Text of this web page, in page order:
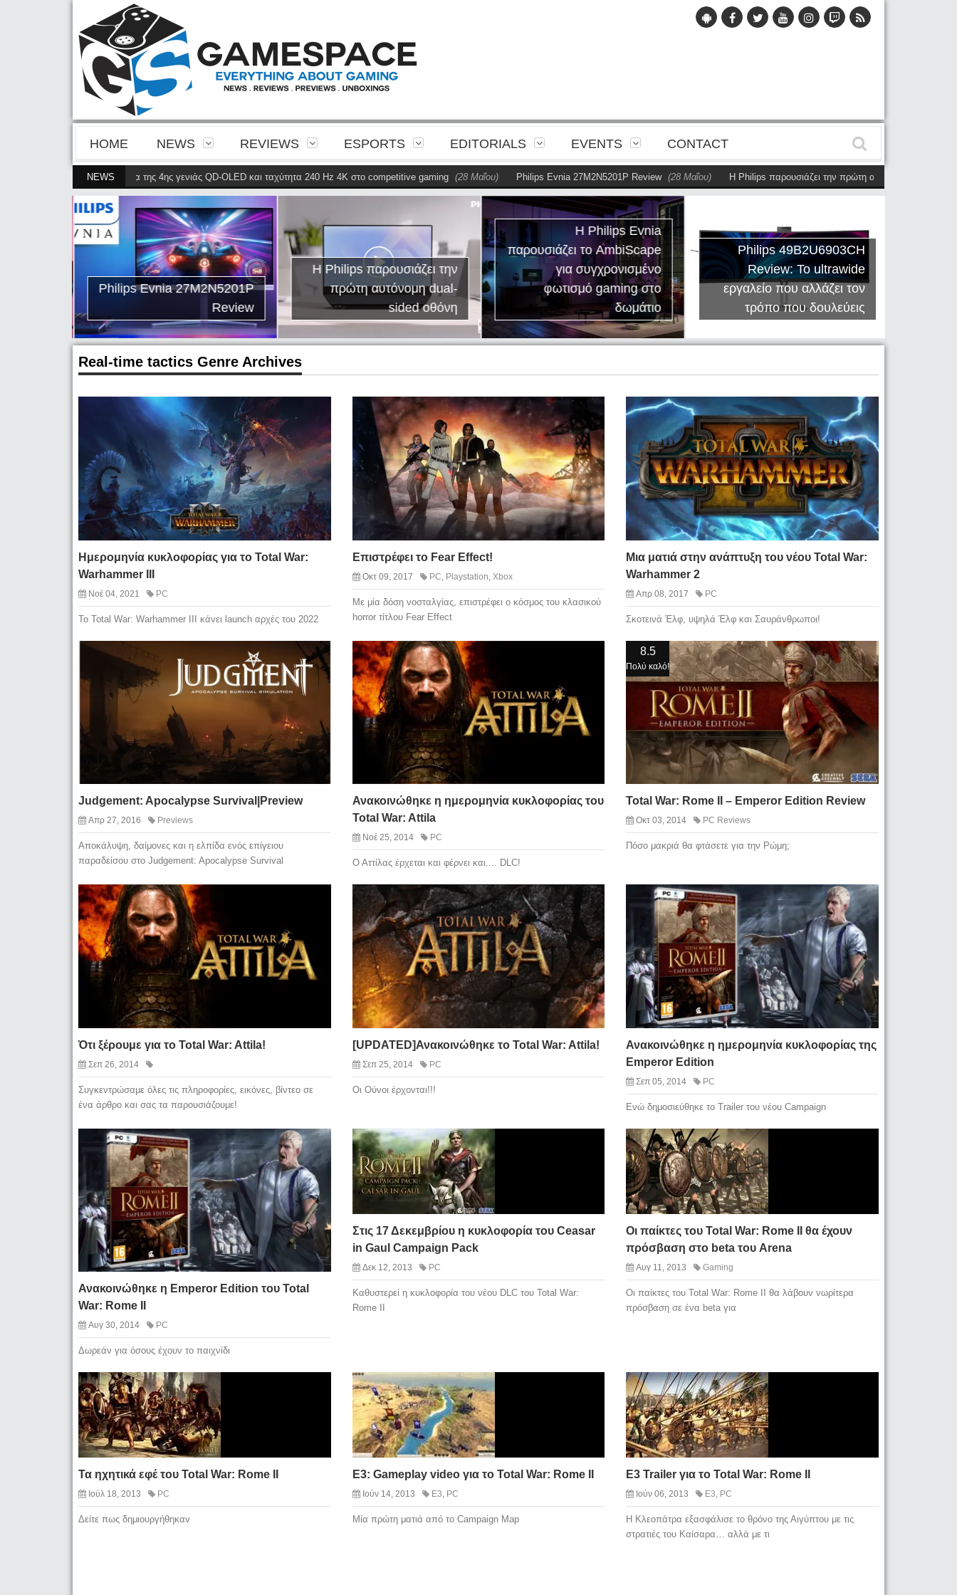
HOME NEWS REVIEWS ESPORTS EDITORIALS EVENTS CONTACT
NEWS
φέρνει την ευκρίνεια της 4ης γενιάς QD-OLED και ταχύτητα 240 Hz 4K στο competitive gaming (28 Μαΐου) Philips Evnia 27M2N5201P Review (28 Μαΐου) Η Philips παρουσιάζει την πρώτη αυτόνομη dual-sided οθόνη
Philips Evnia 27M2N5201P
Review
Η Philips παρουσιάζει την
πρώτη αυτόνομη dual-
sided οθόνη
Η Philips Evnia
παρουσιάζει το AmbiScape
για συγχρονισμένο
φωτισμό gaming στο
δωμάτιο
Philips 49B2U6903CH
Review: Το ultrawide
εργαλείο που αλλάζει τον
τρόπο που δουλεύεις
Real-time tactics Genre Archives
Ημερομηνία κυκλοφορίας για το Total War:
Warhammer III
Νοέ 04, 2021 PC
Το Total War: Warhammer III κάνει launch αρχές του 2022
Επιστρέφει το Fear Effect!
Οκτ 09, 2017 PC Playstation Xbox
Με μία δόση νοσταλγίας, επιστρέφει ο κόσμος του κλασικού
horror τίτλου Fear Effect
Μια ματιά στην ανάπτυξη του νέου Total War:
Warhammer 2
Απρ 08, 2017 PC
Σκοτεινά Έλφ, υψηλά Έλφ και Σαυράνθρωποι!
Judgement: Apocalypse Survival|Preview
Απρ 27, 2016 Previews
Αποκάλυψη, δαίμονες και η ελπίδα ενός επίγειου
παραδείσου στο Judgement: Apocalypse Survival
Ανακοινώθηκε η ημερομηνία κυκλοφορίας του
Total War: Attila
Νοέ 25, 2014 PC
Ο Αττίλας έρχεται και φέρνει και.... DLC!
8.5
Πολύ καλό!
Total War: Rome II – Emperor Edition Review
Οκτ 03, 2014 PC Reviews
Πόσο μακριά θα φτάσετε για την Ρώμη;
Ότι ξέρουμε για το Total War: Attila!
Σεπ 26, 2014
Συγκεντρώσαμε όλες τις πληροφορίες, εικόνες, βίντεο σε
ένα άρθρο και σας τα παρουσιάζουμε!
[UPDATED]Ανακοινώθηκε το Total War: Attila!
Σεπ 25, 2014 PC
Οι Ούνοι έρχονται!!!
Ανακοινώθηκε η ημερομηνία κυκλοφορίας της
Emperor Edition
Σεπ 05, 2014 PC
Ενώ δημοσιεύθηκε το Trailer του νέου Campaign
Ανακοινώθηκε η Emperor Edition του Total
War: Rome II
Αυγ 30, 2014 PC
Δωρεάν για όσους έχουν το παιχνίδι
Στις 17 Δεκεμβρίου η κυκλοφορία του Ceasar
in Gaul Campaign Pack
Δεκ 12, 2013 PC
Καθυστερεί η κυκλοφορία του νέου DLC του Total War:
Rome II
Οι παίκτες του Total War: Rome II θα έχουν
πρόσβαση στο beta του Arena
Αυγ 11, 2013 Gaming
Οι παίκτες του Total War: Rome II θα λάβουν νωρίτερα
πρόσβαση σε ένα beta για
Τα ηχητικά εφέ του Total War: Rome II
Ιούλ 18, 2013 PC
Δείτε πως δημιουργήθηκαν
E3: Gameplay video για το Total War: Rome II
Ιούν 14, 2013 E3, PC
Μία πρώτη ματιά από το Campaign Map
E3 Trailer για το Total War: Rome II
Ιούν 06, 2013 E3, PC
Η Κλεοπάτρα εξασφάλισε το θρόνο της Αιγύπτου με τις
στρατιές του Καίσαρα… αλλά με τι